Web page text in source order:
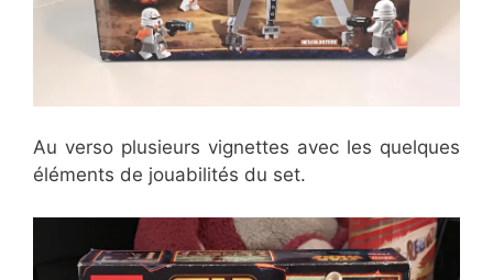
Au verso plusieurs vignettes avec les quelques
éléments de jouabilités du set.